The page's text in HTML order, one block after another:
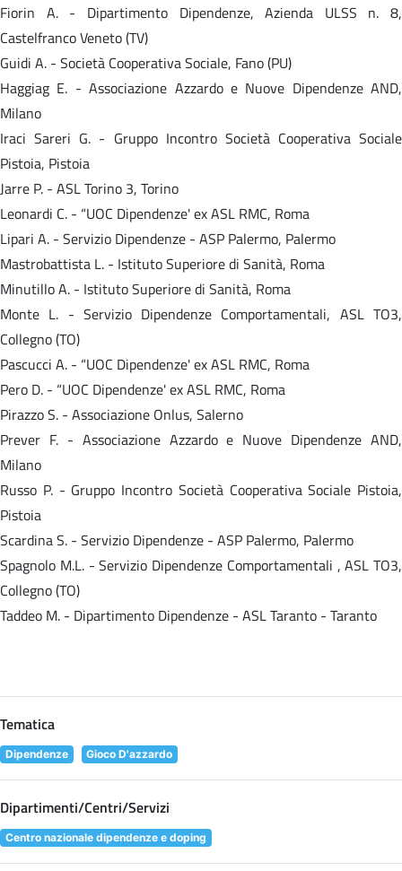
Fiorin A. - Dipartimento Dipendenze, Azienda ULSS n. 8,
Castelfranco Veneto (TV)
Guidi A. - Società Cooperativa Sociale, Fano (PU)
Haggiag E. - Associazione Azzardo e Nuove Dipendenze AND,
Milano
Iraci Sareri G. - Gruppo Incontro Società Cooperativa Sociale
Pistoia, Pistoia
Jarre P. - ASL Torino 3, Torino
Leonardi C. - “UOC Dipendenze' ex ASL RMC, Roma
Lipari A. - Servizio Dipendenze - ASP Palermo, Palermo
Mastrobattista L. - Istituto Superiore di Sanità, Roma
Minutillo A. - Istituto Superiore di Sanità, Roma
Monte L. - Servizio Dipendenze Comportamentali, ASL TO3,
Collegno (TO)
Pascucci A. - “UOC Dipendenze' ex ASL RMC, Roma
Pero D. - “UOC Dipendenze' ex ASL RMC, Roma
Pirazzo S. - Associazione Onlus, Salerno
Prever F. - Associazione Azzardo e Nuove Dipendenze AND,
Milano
Russo P. - Gruppo Incontro Società Cooperativa Sociale Pistoia,
Pistoia
Scardina S. - Servizio Dipendenze - ASP Palermo, Palermo
Spagnolo M.L. - Servizio Dipendenze Comportamentali , ASL TO3,
Collegno (TO)
Taddeo M. - Dipartimento Dipendenze - ASL Taranto - Taranto
Tematica
Dipendenze Gioco D'azzardo
Dipartimenti/Centri/Servizi
Centro nazionale dipendenze e doping